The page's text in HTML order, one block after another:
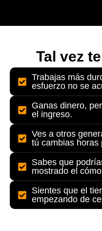
Tal vez
Trabajas más
esfuerzo no se
Ganas dinero,
el ingreso.
Ves a otros
tú cambias horas
Sabes que
mostrado el
Sientes que el
empezando de